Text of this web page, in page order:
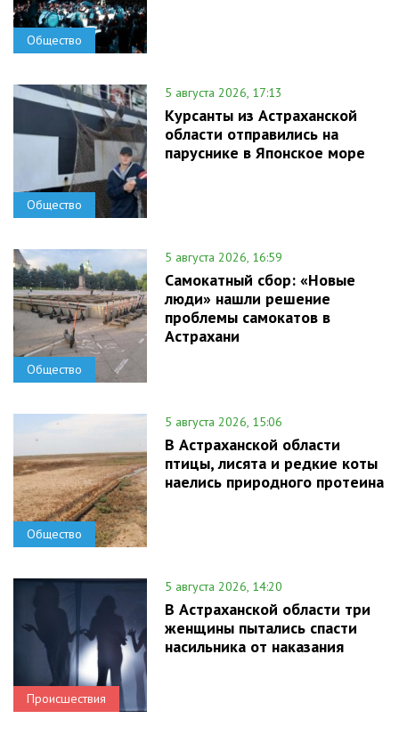
Общество
Общество
5 августа 2026, 17:13
Курсанты из Астраханской
области отправились на
паруснике в Японское море
Общество
5 августа 2026, 16:59
Самокатный сбор: «Новые
люди» нашли решение
проблемы самокатов в
Астрахани
Общество
5 августа 2026, 15:06
В Астраханской области
птицы, лисята и редкие коты
наелись природного протеина
Происшествия
5 августа 2026, 14:20
В Астраханской области три
женщины пытались спасти
насильника от наказания